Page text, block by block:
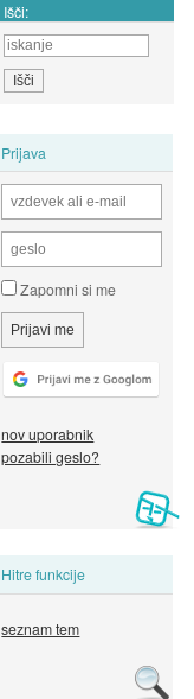
Išči:
Prijava
Zapomni si me
nov uporabnik
pozabili geslo?
Hitre funkcije
seznam tem